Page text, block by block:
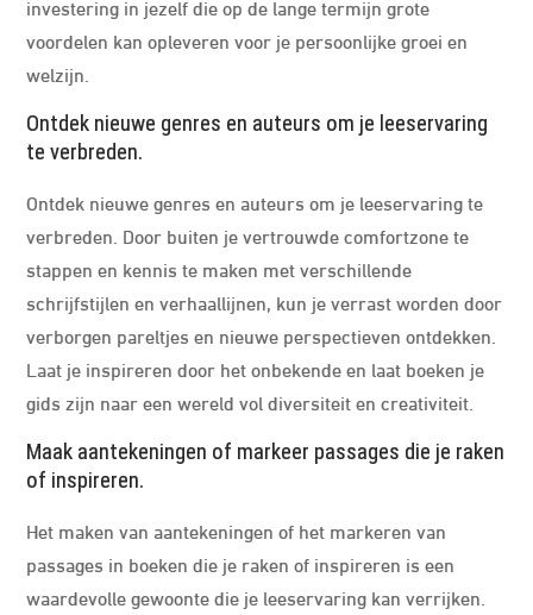
investering in jezelf die op de lange termijn grote
voordelen kan opleveren voor je persoonlijke groei en
welzijn.
Ontdek nieuwe genres en auteurs om je leeservaring
te verbreden.
Ontdek nieuwe genres en auteurs om je leeservaring te
verbreden. Door buiten je vertrouwde comfortzone te
stappen en kennis te maken met verschillende
schrijfstijlen en verhaallijnen, kun je verrast worden door
verborgen pareltjes en nieuwe perspectieven ontdekken.
Laat je inspireren door het onbekende en laat boeken je
gids zijn naar een wereld vol diversiteit en creativiteit.
Maak aantekeningen of markeer passages die je raken
of inspireren.
Het maken van aantekeningen of het markeren van
passages in boeken die je raken of inspireren is een
waardevolle gewoonte die je leeservaring kan verrijken.